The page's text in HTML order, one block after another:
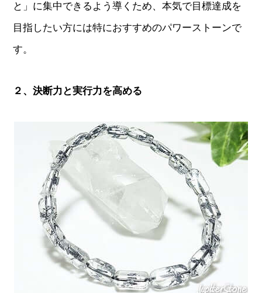
と」に集中できるよう導くため、本気で目標達成を
目指したい方には特におすすめのパワーストーンで
す。
２、決断力と実行力を高める